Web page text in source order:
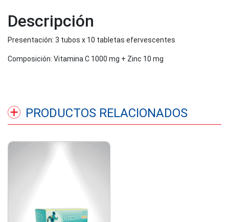
Descripción
Presentación: 3 tubos x 10 tabletas efervescentes
Composición: Vitamina C 1000 mg + Zinc 10 mg
PRODUCTOS RELACIONADOS